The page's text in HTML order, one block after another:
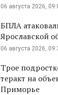
06 августа 2026,
БПЛА
Ярославской
06 августа 2026,
Трое
теракт на
Приморье